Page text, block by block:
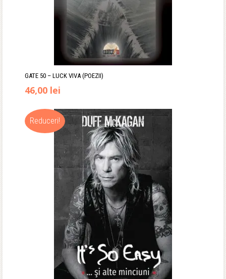
GATE 50 – LUCK VIVA (POEZII)
46,00 lei
Reduceri!